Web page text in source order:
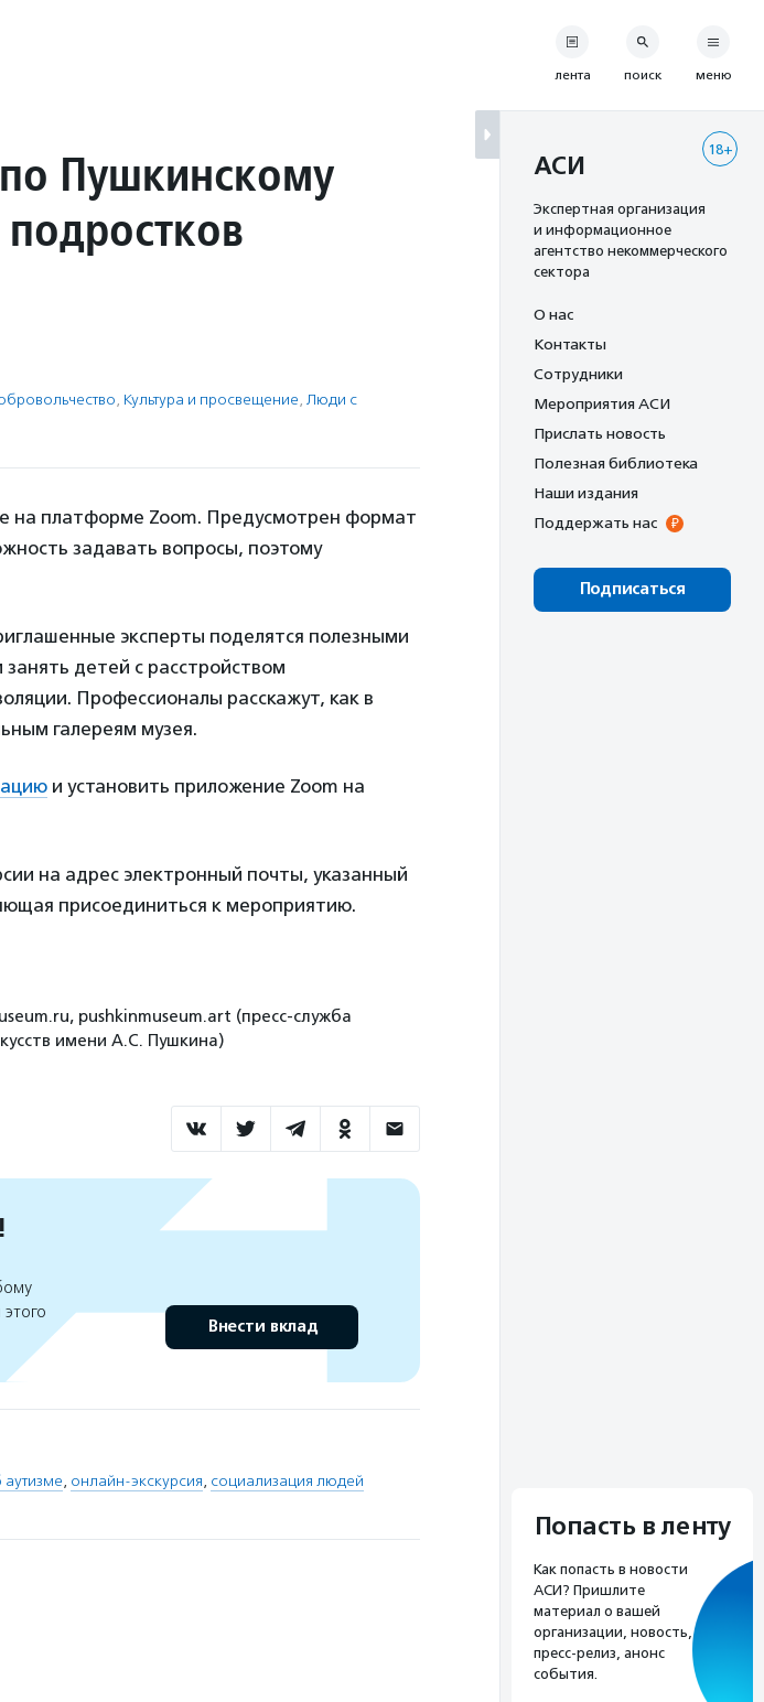
Пушкинскому
, Культура и просвещение, Люди с
на платформе Zoom. Предусмотрен формат
задавать вопросы, поэтому
эксперты поделятся полезными
детей с расстройством
Профессионалы расскажут, как в
галереям музея.
и установить приложение Zoom на
на адрес электронный почты, указанный
присоединиться к мероприятию.
pushkinmuseum.art (пресс-служба
имени А.С. Пушкина)
Внести вклад
, онлайн-экскурсия, социализация людей
лента поиск меню
18+
АСИ
Экспертная организация
и информационное
агентство некоммерческого
сектора
О нас
Контакты
Сотрудники
Мероприятия АСИ
Прислать новость
Полезная библиотека
Наши издания
Поддержать нас
Подписаться
Попасть в ленту
Как попасть в новости
АСИ? Пришлите
материал о вашей
организации, новость,
пресс-релиз, анонс
события.